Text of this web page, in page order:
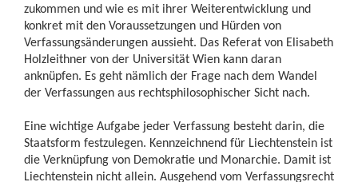
zukommen und wie es mit ihrer Weiterentwicklung und
konkret mit den Voraussetzungen und Hürden von
Verfassungsänderungen aussieht. Das Referat von Elisabeth
Holzleithner von der Universität Wien kann daran
anknüpfen. Es geht nämlich der Frage nach dem Wandel
der Verfassungen aus rechtsphilosophischer Sicht nach.
Eine wichtige Aufgabe jeder Verfassung besteht darin, die
Staatsform festzulegen. Kennzeichnend für Liechtenstein ist
die Verknüpfung von Demokratie und Monarchie. Damit ist
Liechtenstein nicht allein. Ausgehend vom Verfassungsrecht